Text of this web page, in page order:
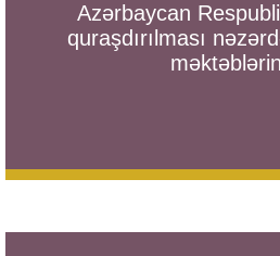
Azərbaycan
quraşdırılması